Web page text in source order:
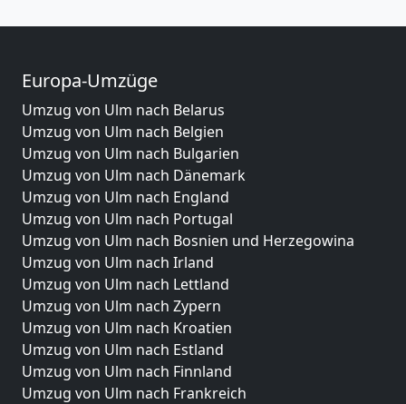
Europa-Umzüge
Umzug von Ulm nach Belarus
Umzug von Ulm nach Belgien
Umzug von Ulm nach Bulgarien
Umzug von Ulm nach Dänemark
Umzug von Ulm nach England
Umzug von Ulm nach Portugal
Umzug von Ulm nach Bosnien und Herzegowina
Umzug von Ulm nach Irland
Umzug von Ulm nach Lettland
Umzug von Ulm nach Zypern
Umzug von Ulm nach Kroatien
Umzug von Ulm nach Estland
Umzug von Ulm nach Finnland
Umzug von Ulm nach Frankreich